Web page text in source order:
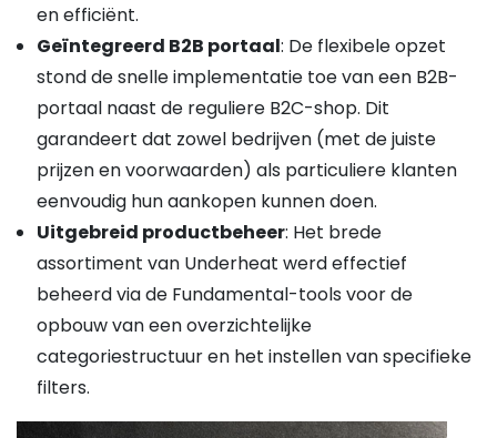
en efficiënt.
Geïntegreerd B2B portaal: De flexibele opzet
stond de snelle implementatie toe van een B2B-
portaal naast de reguliere B2C-shop. Dit
garandeert dat zowel bedrijven (met de juiste
prijzen en voorwaarden) als particuliere klanten
eenvoudig hun aankopen kunnen doen.
Uitgebreid productbeheer: Het brede
assortiment van Underheat werd effectief
beheerd via de Fundamental-tools voor de
opbouw van een overzichtelijke
categoriestructuur en het instellen van specifieke
filters.